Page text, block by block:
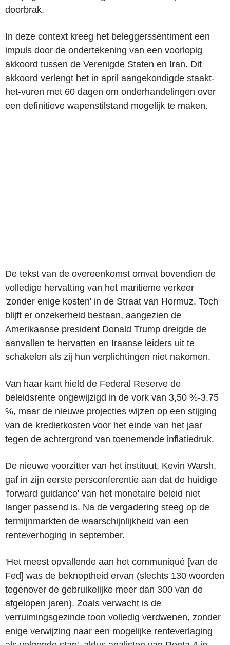
doorbrak.
In deze context kreeg het beleggerssentiment een
impuls door de ondertekening van een voorlopig
akkoord tussen de Verenigde Staten en Iran. Dit
akkoord verlengt het in april aangekondigde staakt-
het-vuren met 60 dagen om onderhandelingen over
een definitieve wapenstilstand mogelijk te maken.
De tekst van de overeenkomst omvat bovendien de
volledige hervatting van het maritieme verkeer
'zonder enige kosten' in de Straat van Hormuz. Toch
blijft er onzekerheid bestaan, aangezien de
Amerikaanse president Donald Trump dreigde de
aanvallen te hervatten en Iraanse leiders uit te
schakelen als zij hun verplichtingen niet nakomen.
Van haar kant hield de Federal Reserve de
beleidsrente ongewijzigd in de vork van 3,50 %-3,75
%, maar de nieuwe projecties wijzen op een stijging
van de kredietkosten voor het einde van het jaar
tegen de achtergrond van toenemende inflatiedruk.
De nieuwe voorzitter van het instituut, Kevin Warsh,
gaf in zijn eerste persconferentie aan dat de huidige
'forward guidance' van het monetaire beleid niet
langer passend is. Na de vergadering steeg op de
termijnmarkten de waarschijnlijkheid van een
renteverhoging in september.
'Het meest opvallende aan het communiqué [van de
Fed] was de beknoptheid ervan (slechts 130 woorden
tegenover de gebruikelijke meer dan 300 van de
afgelopen jaren). Zoals verwacht is de
verruimingsgezinde toon volledig verdwenen, zonder
enige verwijzing naar een mogelijke renteverlaging